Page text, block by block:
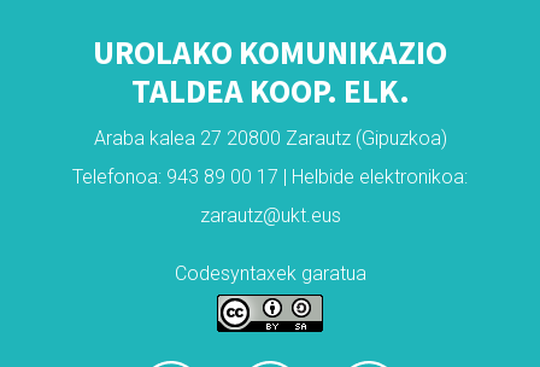
UROLAKO KOMUNIKAZIO
TALDEA KOOP. ELK.
Araba kalea 27 20800 Zarautz (Gipuzkoa)
Telefonoa: 943 89 00 17 | Helbide elektronikoa:
zarautz@ukt.eus
Codesyntaxek garatua